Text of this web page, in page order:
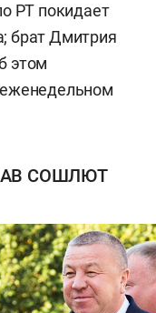
РТ покидает
брат Дмитрия
этом
СОШЛЮТ